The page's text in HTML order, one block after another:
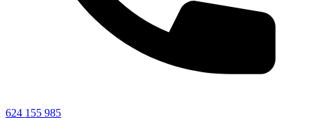
624 155 985